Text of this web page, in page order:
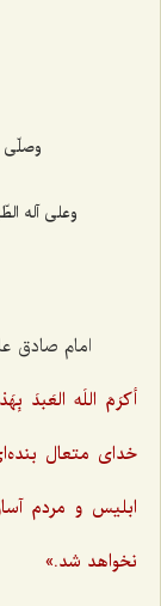
وصلّى
وعلى آله
امام صادق
أكرَمَ اللَه العَبدَ
خدای متعال
ابلیس و مردم
نخواهد شد.»